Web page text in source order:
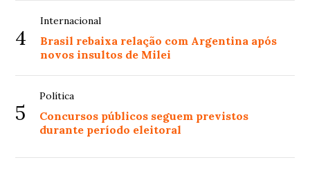
4
Internacional
Brasil rebaixa relação com Argentina após
novos insultos de Milei
5
Política
Concursos públicos seguem previstos
durante período eleitoral